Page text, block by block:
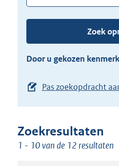
zoekterm
of
(dossier)nummer
in
of
de
beneden
toets
om
te
krijgen
Zoek
Door u gekozen
Pas zoekopdracht
Zoekresultaten
1 - 10 van de 12 resultaten